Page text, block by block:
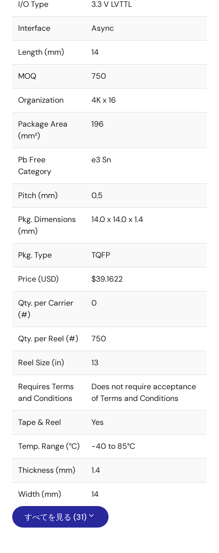
I/O Type 3.3 V LVTTL
Interface Async
Length (mm) 14
MOQ 750
Organization 4K x 16
Package Area
(mm²)
196
Pb Free
Category
e3 Sn
Pitch (mm) 0.5
Pkg. Dimensions
(mm)
14.0 x 14.0 x 1.4
Pkg. Type TQFP
Price (USD) $39.1622
Qty. per Carrier
(#)
0
Qty. per Reel (#) 750
Reel Size (in) 13
Requires Terms
and Conditions
Does not require acceptance
of Terms and Conditions
Tape & Reel Yes
Temp. Range (°C) -40 to 85°C
Thickness (mm) 1.4
Width (mm) 14
すべてを見る (31)